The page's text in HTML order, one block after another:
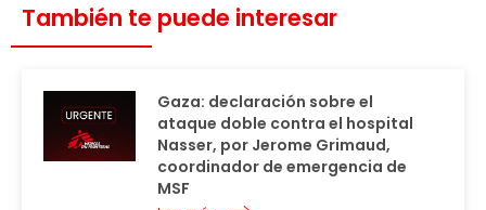
También te puede interesar
Gaza: declaración sobre el
ataque doble contra el hospital
Nasser, por Jerome Grimaud,
coordinador de emergencia de
MSF